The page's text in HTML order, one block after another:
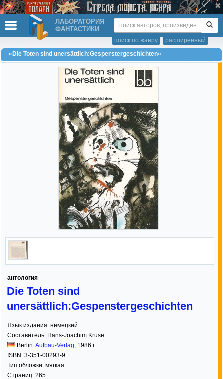
ЛАБОРАТОРИЯ
ФАНТАСТИКИ
расширенный
поиск по жанру
«Die Toten sind unersättlich:Gespenstergeschichten»
антология
Die Toten sind
unersättlich:Gespenstergeschichten
Язык издания: немецкий
Составитель: Hans-Joachim Kruse
Berlin:Aufbau-Verlag, 1986 г.
ISBN: 3-351-00293-9
Тип обложки: мягкая
Страниц: 265